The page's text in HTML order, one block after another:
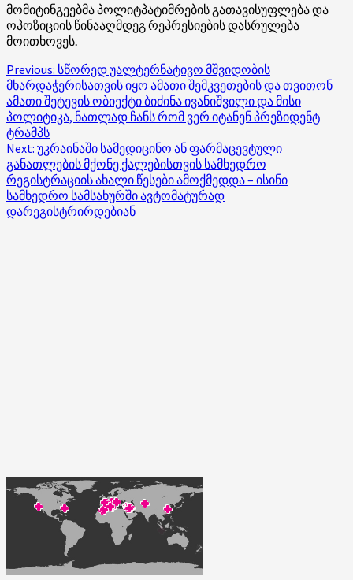
მომიტინგეებმა პოლიტპატიმრების გათავისუფლება და
ოპოზიციის წინააღმდეგ რეპრესიების დასრულება
მოითხოვეს.
Post
navigation
Previous: სწორედ უალტერნატივო მშვიდობის
მხარდაჭერისათვის იყო ამათი შემკვეთების და თვითონ
ამათი შეტევის ობიექტი ბიძინა ივანიშვილი და მისი
პოლიტიკა, ნათლად ჩანს რომ ვერ იტანენ პრეზიდენტ
ტრამპს
Next: უკრაინაში სამედიცინო ან ფარმაცევტული
განათლების მქონე ქალებისთვის სამხედრო
რეგისტრაციის ახალი წესები ამოქმედდა – ისინი
სამხედრო სამსახურში ავტომატურად
დარეგისტრირდებიან